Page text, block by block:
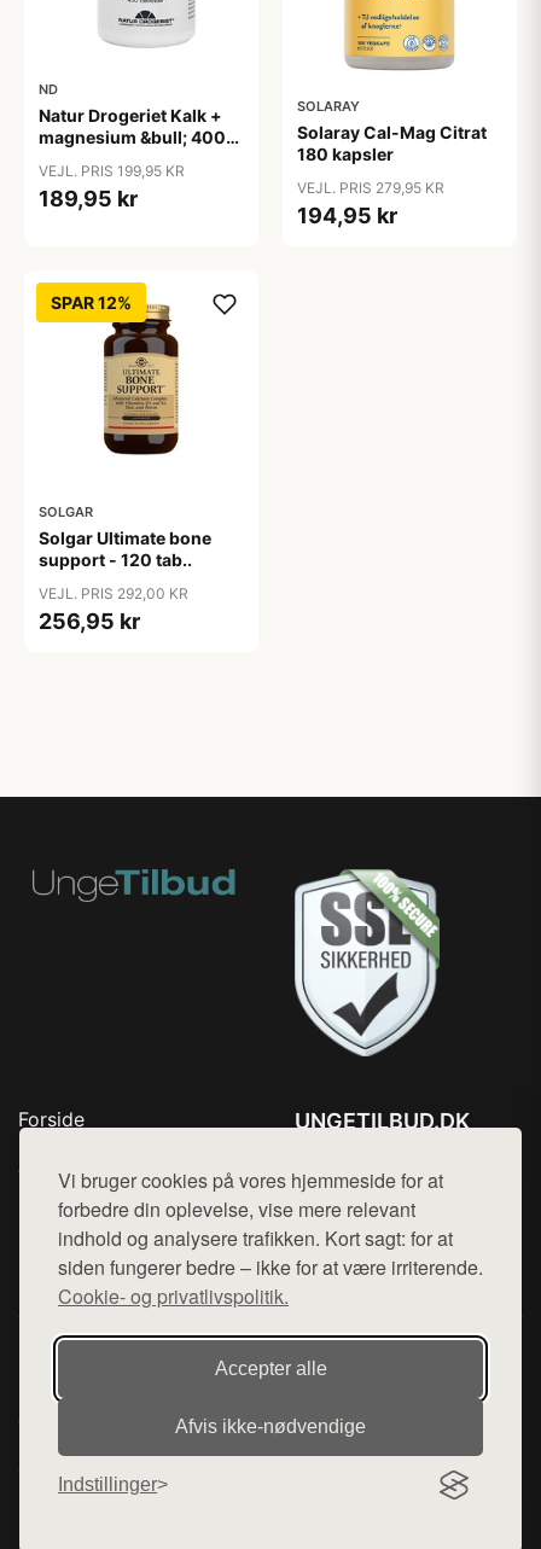
Vi bruger cookies på vores hjemmeside for at
forbedre din oplevelse, vise mere relevant
indhold og analysere trafikken. Kort sagt: for at
siden fungerer bedre – ikke for at være irriterende.
Cookie- og privatlivspolitik.
Accepter alle
Afvis ikke‑nødvendige
Indstillinger
ND
Natur Drogeriet Kalk +
magnesium &bull; 400
VEJL. PRIS 199,95 KR
189,95 kr
SOLARAY
Solaray Cal-Mag Citrat
180 kapsler
VEJL. PRIS 279,95 KR
194,95 kr
SPAR 12%
SOLGAR
Solgar Ultimate bone
support - 120 tab..
VEJL. PRIS 292,00 KR
256,95 kr
Forside
Top Rabatter
Blog
Kontakt
UNGETILBUD.DK
Mail: hej@want.dk
Cookie- og privatlivspolitik
Denne side er en del af want.dk, der udgiver en række
hjemmesider med præsentation af forskellige produkter fra
diverse webshops. Der sælges ikke varer fra denne side - vi
varerne på lager.